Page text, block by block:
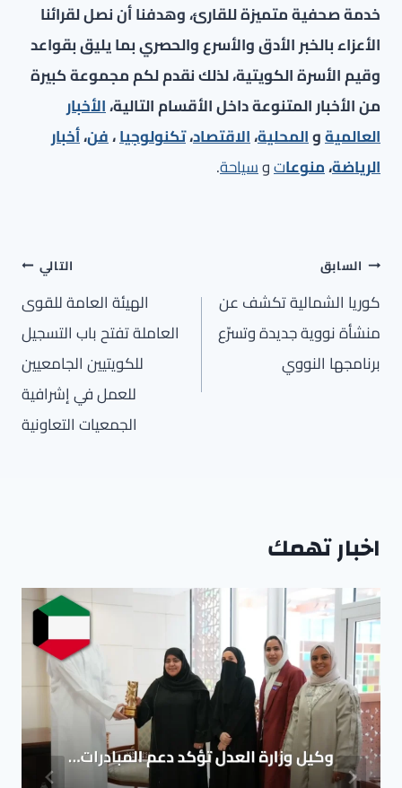
خدمة صحفية متميزة للقارئ، وهدفنا أن نصل لقرائنا
الأعزاء بالخبر الأدق والأسرع والحصري بما يليق بقواعد
وقيم الأسرة الكويتية، لذلك نقدم لكم مجموعة كبيرة
من الأخبار المتنوعة داخل الأقسام التالية،الأخبار
العالميةوالمحلية،الاقتصاد،تكنولوجيا،فن،أخبار
الرياضة،منوعاتوسياحة.
تصفّح
المقالات
السابق
كوريا الشمالية تكشف عن
منشأة نووية جديدة وتسرّع
برنامجها النووي
التالي
الهيئة العامة للقوى
العاملة تفتح باب التسجيل
للكويتيين الجامعيين
للعمل في إشرافية
الجمعيات التعاونية
اخبار تهمك